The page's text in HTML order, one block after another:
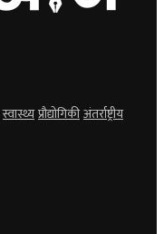
स्वास्थ्यप्रौद्योगिकीअंतर्राष्ट्रीय